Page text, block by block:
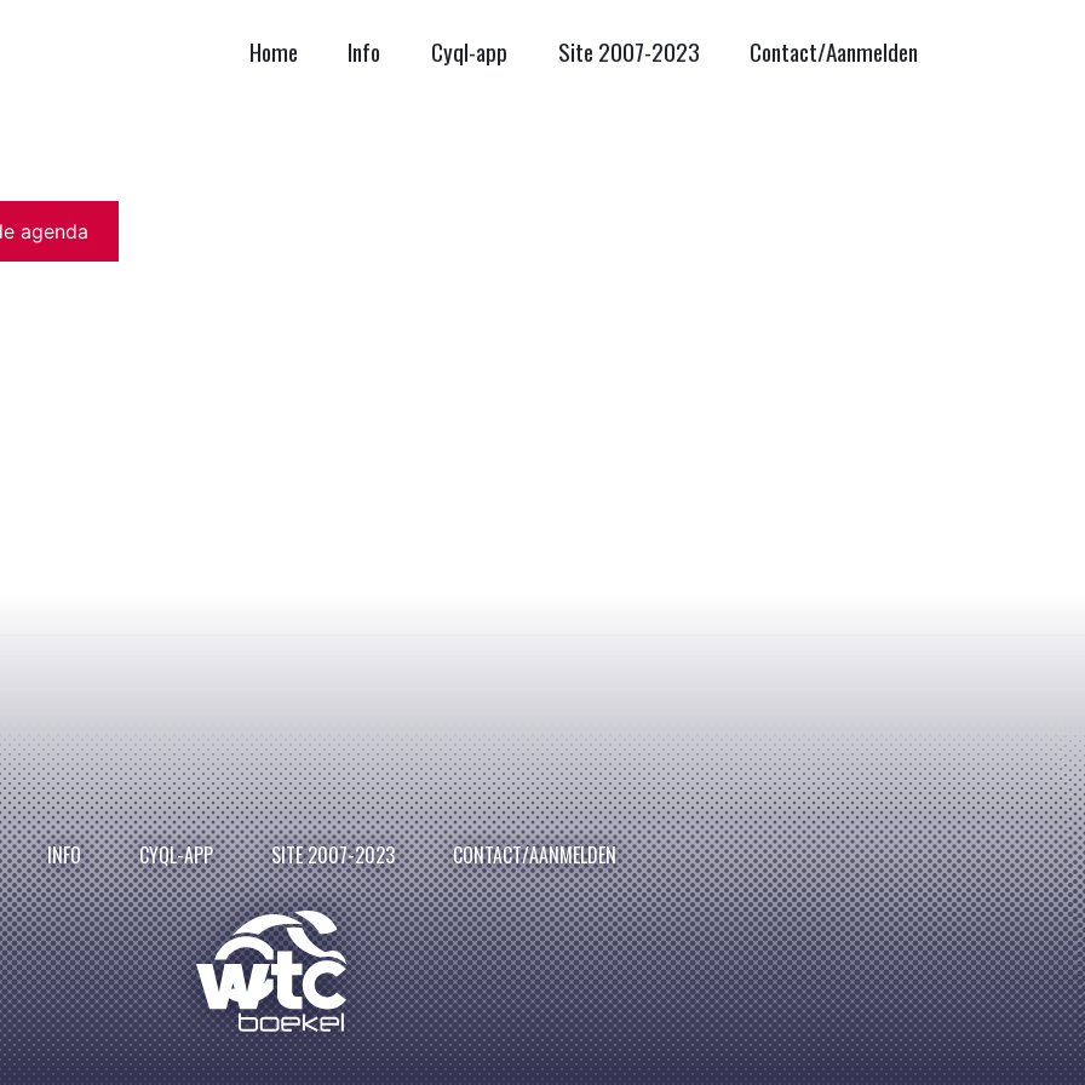
Home Info Cyql-app Site 2007-2023 Contact/Aanmelden
agenda
INFO CYQL-APP SITE 2007-2023 CONTACT/AANMELDEN